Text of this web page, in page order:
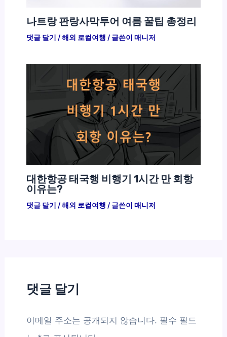
나트랑 판랑사막투어 여름 꿀팁 총정리
댓글 달기 /해외 로컬여행 / 글쓴이 매니저
대한항공 태국행 비행기 1시간 만 회항
이유는?
댓글 달기 /해외 로컬여행 / 글쓴이 매니저
댓글 달기
이메일 주소는 공개되지 않습니다. 필수 필드